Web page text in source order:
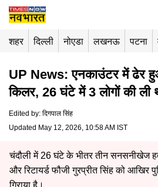
शहर दिल्ली नोएडा लखनऊ पटना
UP News: एनकाउंटर में ढेर
किलर, 26 घंटे में 3 लोगों की ली
Edited by: दिगपाल सिंह
Updated May 12, 2026, 10:58 AM IST
चंदौली में 26 घंटे के भीतर तीन सनसनीखेज
और रिटायर्ड फौजी गुरप्रीत सिंह को आखिर
गिराया है।